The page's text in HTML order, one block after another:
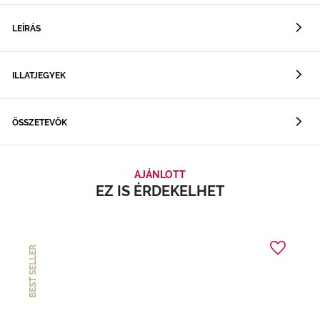
LEÍRÁS
ILLATJEGYEK
ÖSSZETEVŐK
AJÁNLOTT
EZ IS ÉRDEKELHET
BEST SELLER